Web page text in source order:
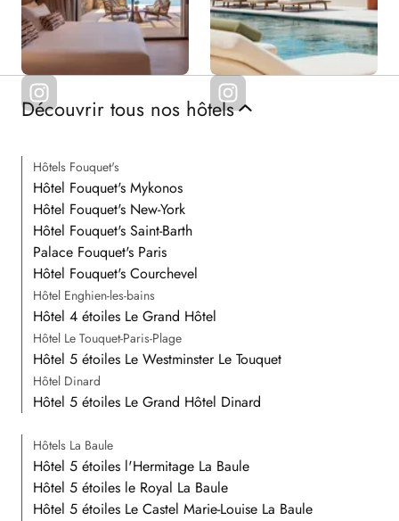
Découvrir tous nos hôtels
Hôtels Fouquet's
Hôtel Fouquet's Mykonos
Hôtel Fouquet's New-York
Hôtel Fouquet's Saint-Barth
Palace Fouquet's Paris
Hôtel Fouquet's Courchevel
Hôtel Enghien-les-bains
Hôtel 4 étoiles Le Grand Hôtel
Hôtel Le Touquet-Paris-Plage
Hôtel 5 étoiles Le Westminster Le Touquet
Hôtel Dinard
Hôtel 5 étoiles Le Grand Hôtel Dinard
Hôtels La Baule
Hôtel 5 étoiles l'Hermitage La Baule
Hôtel 5 étoiles le Royal La Baule
Hôtel 5 étoiles Le Castel Marie-Louise La Baule